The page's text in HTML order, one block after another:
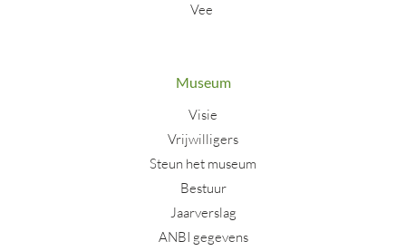
Vee
Museum
Visie
Vrijwilligers
Steun het museum
Bestuur
Jaarverslag
ANBI gegevens